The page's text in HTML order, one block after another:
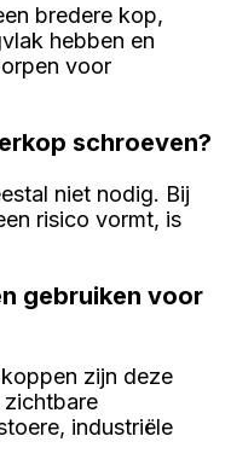
bredere kop,
hebben en
voor
schroeven?
niet nodig. Bij
risico vormt, is
gebruiken voor
zijn deze
industriële